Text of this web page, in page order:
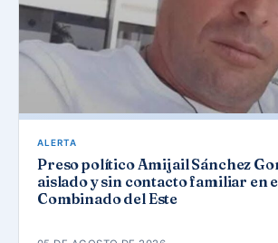
ALERTA
Preso político Amijail Sánchez
aislado y sin contacto familiar en
Combinado del Este